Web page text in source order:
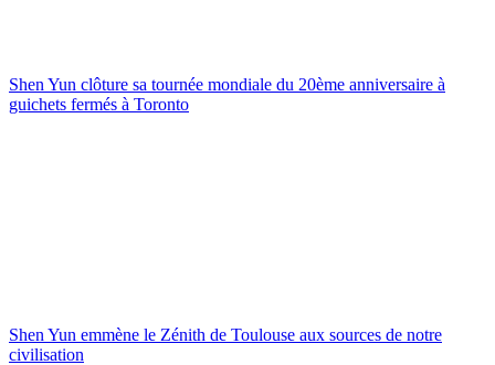
Shen Yun clôture sa tournée mondiale du 20ème anniversaire à
guichets fermés à Toronto
Shen Yun emmène le Zénith de Toulouse aux sources de notre
civilisation